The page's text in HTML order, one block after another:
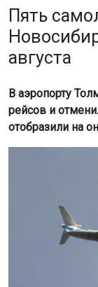
Пять
августа
В аэропорту
рейсов и
отобразили на